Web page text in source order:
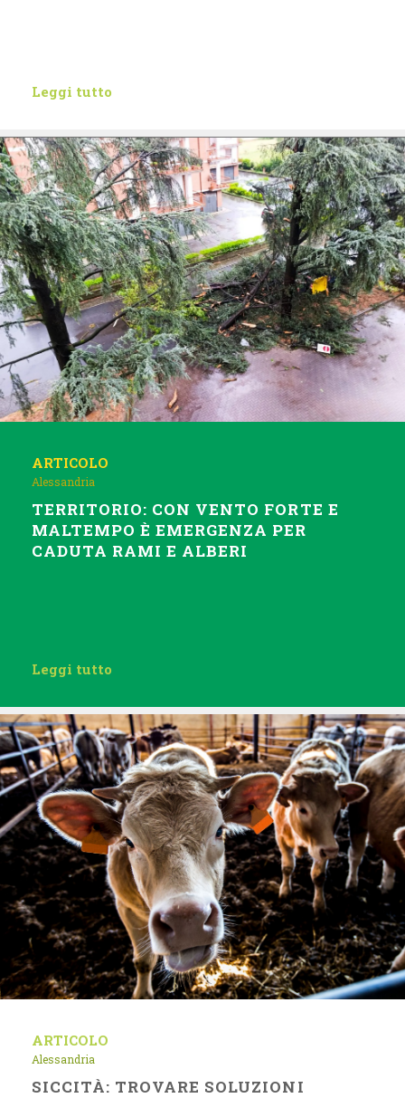
Leggi tutto
ARTICOLO
Alessandria
TERRITORIO: CON VENTO FORTE E
MALTEMPO È EMERGENZA PER
CADUTA RAMI E ALBERI
Leggi tutto
ARTICOLO
Alessandria
SICCITÀ: TROVARE SOLUZIONI